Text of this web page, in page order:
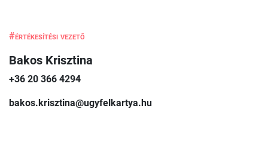
#értékesítési vezető
Bakos Krisztina
+36 20 366 4294
bakos.krisztina@ugyfelkartya.hu